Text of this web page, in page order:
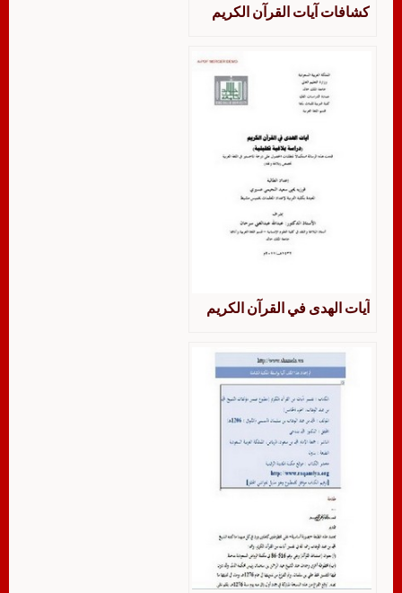
كشافات آيات القرآن الكريم
آيات الهدى في القرآن الكريم